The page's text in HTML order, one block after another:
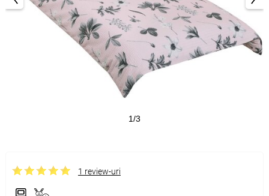
1/3
1 review-uri